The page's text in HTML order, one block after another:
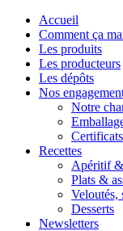
Accueil
Comment ça
Les produits
Les producteurs
Les dépôts
Nos
Notre
Recettes
Apéritif
Plats &
Veloutés,
Desserts
Newsletters